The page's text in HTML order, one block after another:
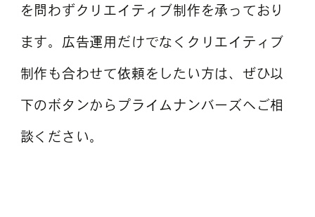
を問わずクリエイティブ制作を承っており
ます。広告運用だけでなくクリエイティブ
制作も合わせて依頼をしたい方は、ぜひ以
下のボタンからプライムナンバーズへご相
談ください。